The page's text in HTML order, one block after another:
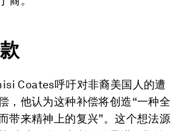
Coates呼吁对非裔美国人的遭
，他认为这种补偿将创造“一种全
带来精神上的复兴”。这个想法源